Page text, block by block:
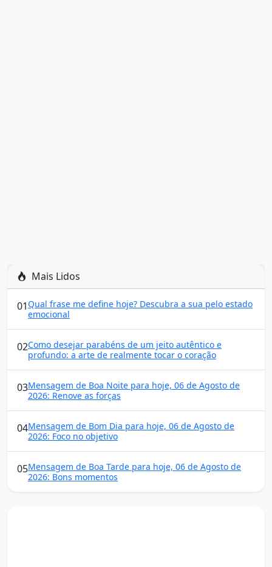
Mais Lidos
01Qual frase me define hoje? Descubra a sua pelo estado
emocional
02Como desejar parabéns de um jeito autêntico e
profundo: a arte de realmente tocar o coração
03Mensagem de Boa Noite para hoje, 06 de Agosto de
2026: Renove as forças
04Mensagem de Bom Dia para hoje, 06 de Agosto de
2026: Foco no objetivo
05Mensagem de Boa Tarde para hoje, 06 de Agosto de
2026: Bons momentos